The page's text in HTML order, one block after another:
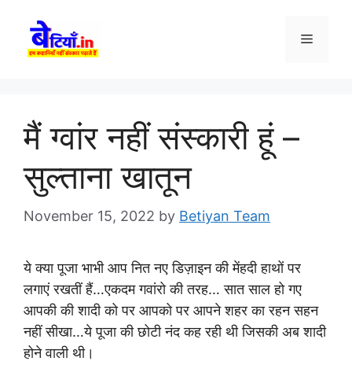
content
Menu
मैं ग्वांर नहीं संस्कारी हूं –
सुल्ताना खातून
November 15, 2022 by Betiyan Team
ये क्या पूजा भाभी आप नित नए डिज़ाइन की मेंहदी हाथों पर
लगाएं रखतीं हैं…एकदम गवांरो की तरह… सात साल हो गए
आपकी की शादी को पर आपको पर आपने शहर का रहन सहन
नहीं सीखा…ये पूजा की छोटी नंद कह रही थी जिसकी अब शादी
होने वाली थी।